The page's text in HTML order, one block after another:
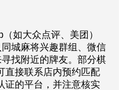
如大众点评、美团）
同城麻将兴趣群组、微信
寻找附近的牌友。部分棋
直接联系店内预约匹配
证的平台，并注意核实